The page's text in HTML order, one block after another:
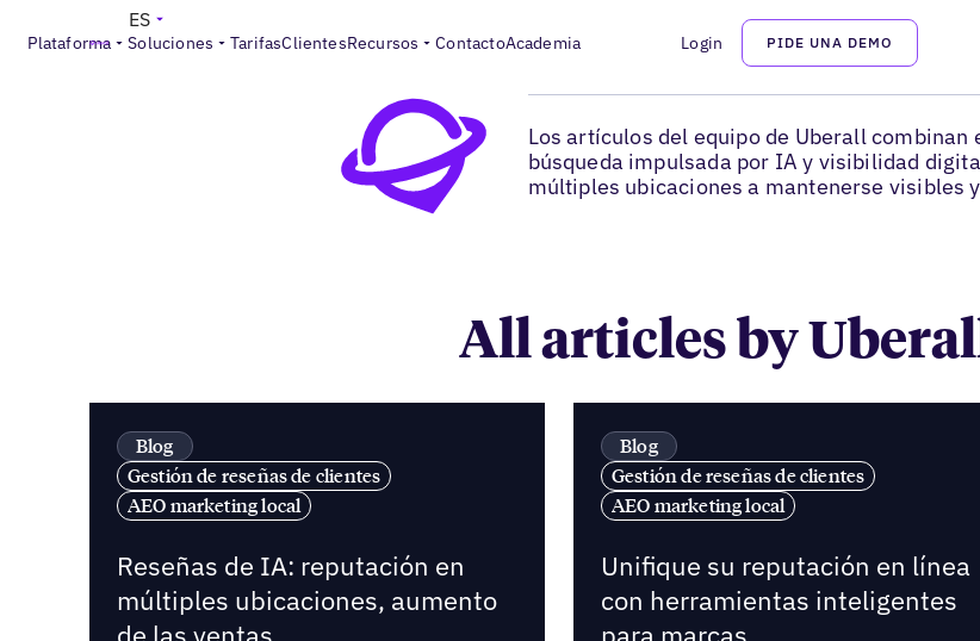
Plataforma Soluciones TarifasClientesRecursos ContactoAcademia Login PIDE UNA DEMO
ES
Uberall Team
Los artículos del equipo de Uberall
búsqueda impulsada por IA y visibilidad
múltiples ubicaciones a mantenerse visibles
All articles by
Blog
Gestión de reseñas de clientes
AEO marketing local
Reseñas de IA: reputación en
múltiples ubicaciones, aumento
Blog
Gestión de reseñas de clientes
AEO marketing local
Unifique su reputación en línea
con herramientas inteligentes